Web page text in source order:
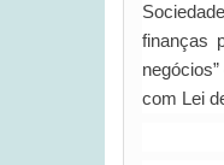
finanças
com Lei